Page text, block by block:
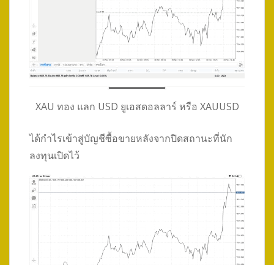
XAU ทอง แลก USD ยูเอสดอลลาร์ หรือ XAUUSD
ได้กำไรเข้าสู่บัญชีซื้อขายหลังจากปิดสถานะที่นัก
ลงทุนเปิดไว้